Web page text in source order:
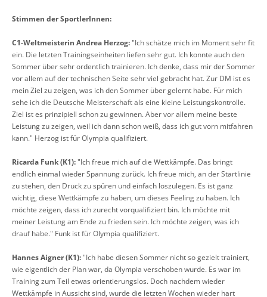
Stimmen der SportlerInnen:
C1-Weltmeisterin Andrea Herzog:"Ich schätze mich im Moment sehr fit
ein. Die letzten Trainingseinheiten liefen sehr gut. Ich konnte auch den
Sommer über sehr ordentlich trainieren. Ich denke, dass mir der Sommer
vor allem auf der technischen Seite sehr viel gebracht hat. Zur DM ist es
mein Ziel zu zeigen, was ich den Sommer über gelernt habe. Für mich
sehe ich die Deutsche Meisterschaft als eine kleine Leistungskontrolle.
Ziel ist es prinzipiell schon zu gewinnen. Aber vor allem meine beste
Leistung zu zeigen, weil ich dann schon weiß, dass ich gut vorn mitfahren
kann." Herzog ist für Olympia qualifiziert.
Ricarda Funk (K1):"Ich freue mich auf die Wettkämpfe. Das bringt
endlich einmal wieder Spannung zurück. Ich freue mich, an der Startlinie
zu stehen, den Druck zu spüren und einfach loszulegen. Es ist ganz
wichtig, diese Wettkämpfe zu haben, um dieses Feeling zu haben. Ich
möchte zeigen, dass ich zurecht vorqualifiziert bin. Ich möchte mit
meiner Leistung am Ende zu frieden sein. Ich möchte zeigen, was ich
drauf habe." Funk ist für Olympia qualifiziert.
Hannes Aigner (K1):"Ich habe diesen Sommer nicht so gezielt trainiert,
wie eigentlich der Plan war, da Olympia verschoben wurde. Es war im
Training zum Teil etwas orientierungslos. Doch nachdem wieder
Wettkämpfe in Aussicht sind, wurde die letzten Wochen wieder hart